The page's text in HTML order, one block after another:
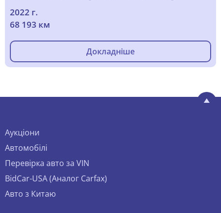
2022 г.
68 193 км
Докладніше
Аукціони
Автомобілі
Перевірка авто за VIN
BidCar-USA (Аналог Carfax)
Авто з Китаю